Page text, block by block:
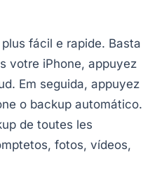
fácil e rapide. Basta
votre iPhone, appuyez
Em seguida, appuyez
o backup automático.
de toutes les
fotos, vídeos,